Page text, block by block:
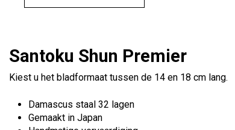
Santoku Shun Premier
Kiest u het bladformaat tussen de 14 en 18 cm lang.
Damascus staal 32 lagen
Gemaakt in Japan